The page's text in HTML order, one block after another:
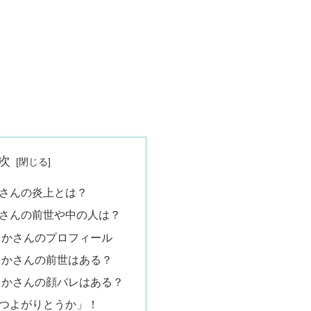
んの炎上とは？
んの前世や中の人は？
さんのプロフィール
さんの前世はある？
さんの顔バレはある？
よがりとうか」！